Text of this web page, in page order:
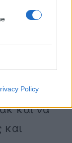
Policy
τον
Γιάννη
για τον
και να
και